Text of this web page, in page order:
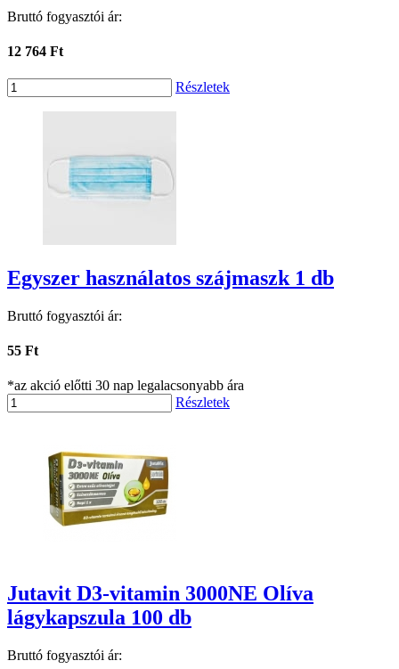
Bruttó fogyasztói ár:
12 764 Ft
Részletek
Egyszer használatos szájmaszk 1 db
Bruttó fogyasztói ár:
55 Ft
*az akció előtti 30 nap legalacsonyabb ára
Részletek
Jutavit D3-vitamin 3000NE Olíva
lágykapszula 100 db
Bruttó fogyasztói ár: